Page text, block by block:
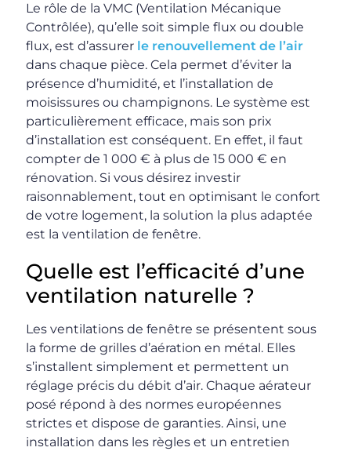
Le rôle de la VMC (Ventilation Mécanique
Contrôlée), qu’elle soit simple flux ou double
flux, est d’assurer le renouvellement de l’air
dans chaque pièce. Cela permet d’éviter la
présence d’humidité, et l’installation de
moisissures ou champignons. Le système est
particulièrement efficace, mais son prix
d’installation est conséquent. En effet, il faut
compter de 1 000 € à plus de 15 000 € en
rénovation. Si vous désirez investir
raisonnablement, tout en optimisant le confort
de votre logement, la solution la plus adaptée
est la ventilation de fenêtre.
Quelle est l’efficacité d’une
ventilation naturelle ?
Les ventilations de fenêtre se présentent sous
la forme de grilles d’aération en métal. Elles
s’installent simplement et permettent un
réglage précis du débit d’air. Chaque aérateur
posé répond à des normes européennes
strictes et dispose de garanties. Ainsi, une
installation dans les règles et un entretien